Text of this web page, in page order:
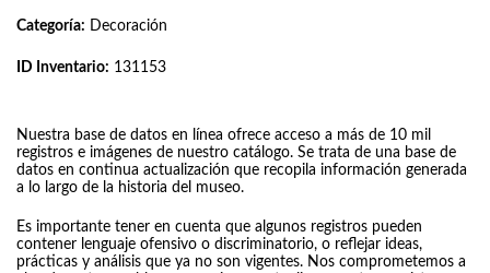
Categoría: Decoración
ID Inventario: 131153
Nuestra base de datos en línea ofrece acceso a más de 10 mil
registros e imágenes de nuestro catálogo. Se trata de una base de
datos en continua actualización que recopila información generada
a lo largo de la historia del museo.
Es importante tener en cuenta que algunos registros pueden
contener lenguaje ofensivo o discriminatorio, o reflejar ideas,
prácticas y análisis que ya no son vigentes. Nos comprometemos a